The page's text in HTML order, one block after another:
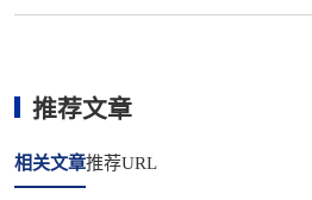
推荐文章
相关文章推荐URL